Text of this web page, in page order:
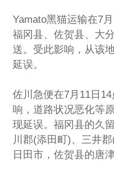
Yamato黑猫运输在7
福冈县、佐贺县、大
送。受此影响，从该
延误。
佐川急便在7月11日
响，道路状况恶化等
现延误。福冈县的久
川郡(添田町)、三井
日田市，佐贺县的唐津